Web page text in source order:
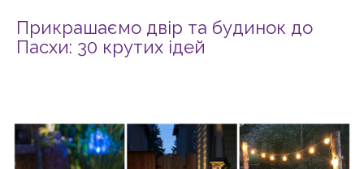
Прикрашаємо двір та будинок до
Пасхи: 30 крутих ідей